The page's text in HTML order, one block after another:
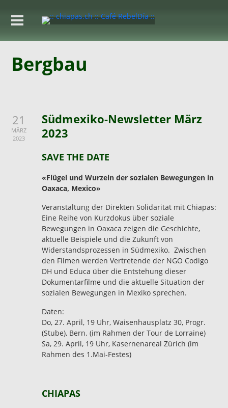
Bergbau
21
MÄRZ
2023
Südmexiko-Newsletter März
2023
SAVE THE DATE
«Flügel und Wurzeln der sozialen Bewegungen in
Oaxaca, Mexico»
Veranstaltung der Direkten Solidarität mit Chiapas:
Eine Reihe von Kurzdokus über soziale
Bewegungen in Oaxaca zeigen die Geschichte,
aktuelle Beispiele und die Zukunft von
Widerstandsprozessen in Südmexiko. Zwischen
den Filmen werden Vertretende der NGO Codigo
DH und Educa über die Entstehung dieser
Dokumentarfilme und die aktuelle Situation der
sozialen Bewegungen in Mexiko sprechen.
Daten:
Do, 27. April, 19 Uhr, Waisenhausplatz 30, Progr.
(Stube), Bern. (im Rahmen der Tour de Lorraine)
Sa, 29. April, 19 Uhr, Kasernenareal Zürich (im
Rahmen des 1.Mai-Festes)
CHIAPAS